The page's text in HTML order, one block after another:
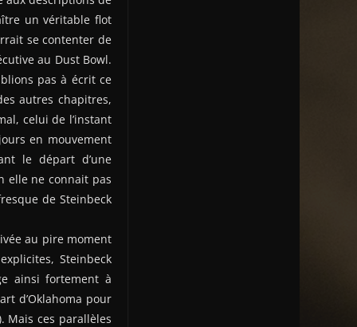
un véritable flot
se contenter de
au Dust Bowl.
pas à écrit ce
autres chapitres,
celui de l’instant
en mouvement
le départ d’une
elle ne connait pas
de Steinbeck
au pire moment
Steinbeck
ainsi fortement à
d’Oklahoma pour
Mais ces parallèles